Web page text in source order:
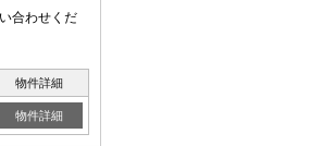
合わせくだ
物件詳細
物件詳細